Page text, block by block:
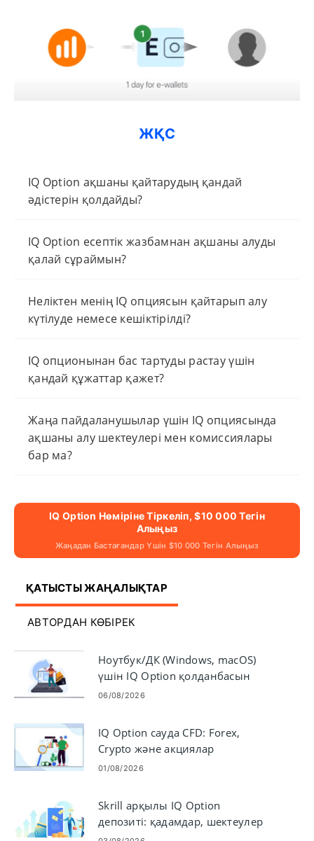
ЖҚС
IQ Option ақшаны қайтарудың қандай
әдістерін қолдайды?
IQ Option есептік жазбамнан ақшаны алуды
қалай сұраймын?
Неліктен менің IQ опциясын қайтарып алу
күтілуде немесе кешіктірілді?
IQ опционынан бас тартуды растау үшін
қандай құжаттар қажет?
Жаңа пайдаланушылар үшін IQ опциясында
ақшаны алу шектеулері мен комиссиялары
бар ма?
IQ Option Нөміріне Тіркеліп, $10 000 Тегін
Алыңыз
Жаңадан Бастағандар Үшін $10 000 Тегін Алыңыз
ҚАТЫСТЫ ЖАҢАЛЫҚТАР
АВТОРДАН КӨБІРЕК
Ноутбук/ДК (Windows, macOS)
үшін IQ Option қолданбасын
жүктеп алыңыз және
06/08/2026
IQ Option сауда CFD: Forex,
Crypto және акциялар
01/08/2026
Skrill арқылы IQ Option
депозиті: қадамдар, шектеулер
және өңдеу уақыттары